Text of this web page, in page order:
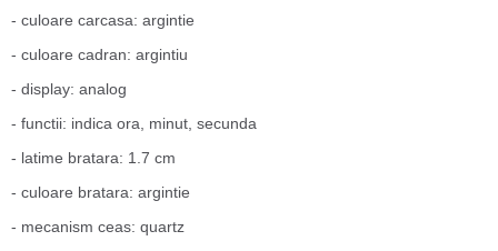
- culoare carcasa: argintie
- culoare cadran: argintiu
- display: analog
- functii: indica ora, minut, secunda
- latime bratara: 1.7 cm
- culoare bratara: argintie
- mecanism ceas: quartz